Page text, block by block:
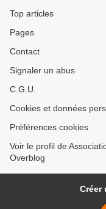
Top articles
Pages
Contact
Signaler un abus
C.G.U.
Cookies et données
Préférences cookies
Voir le profil de
Overblog
Créer